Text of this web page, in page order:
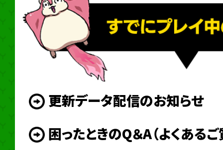
更新データ配信のお知らせ
困ったときのQ＆A（よくあるご